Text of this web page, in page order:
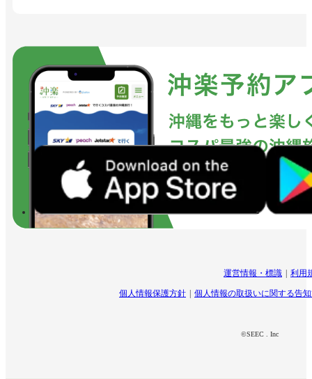
運営情報・標識 利用
個人情報保護方針 個人情報の取扱いに関する告
©SEEC . Inc